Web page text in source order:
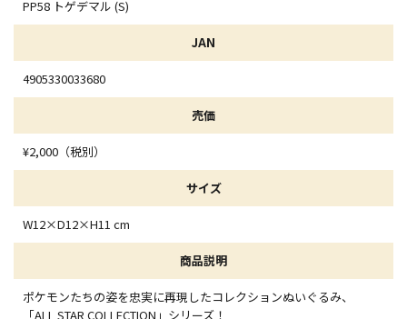
PP58 トゲデマル (S)
JAN
4905330033680
売価
¥2,000（税別）
サイズ
W12×D12×H11 cm
商品説明
ポケモンたちの姿を忠実に再現したコレクションぬいぐるみ、
「ALL STAR COLLECTION」シリーズ！